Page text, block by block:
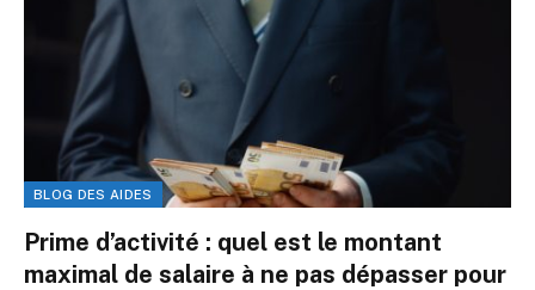
BLOG DES AIDES
Prime d’activité : quel est le montant
maximal de salaire à ne pas dépasser pour